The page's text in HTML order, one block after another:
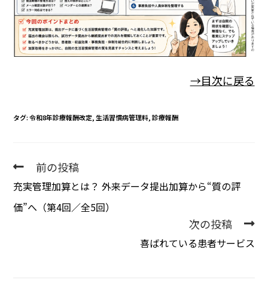
→目次に戻る
タグ:令和8年診療報酬改定 生活習慣病管理料 診療報酬
前の投稿
充実管理加算とは？ 外来データ提出加算から“質の評
価”へ（第4回／全5回）
次の投稿
喜ばれている患者サービス